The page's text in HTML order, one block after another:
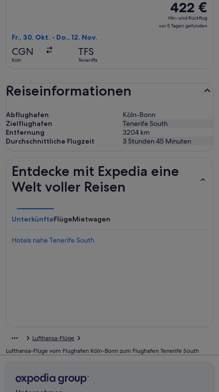
422 €
Hin-
und
422 €
Hin- und Rückflug
vor 5 Tagen gefunden
Fr., 30. Okt. - Do., 12. Nov.
CGN
Köln
TFS
Teneriffa
Reiseinformationen
Abflughafen
Köln-Bonn
Zielflughafen
Tenerife South
Entfernung
3204 km
Durchschnittliche Flugzeit
3 Stunden 45 Minuten
Entdecke mit Expedia eine
Welt voller Reisen
UnterkünfteFlügeMietwagen
Hotels nahe Tenerife South
Lufthansa-Flüge
Lufthansa-Flüge vom Flughafen Köln-Bonn zum Flughafen Tenerife South